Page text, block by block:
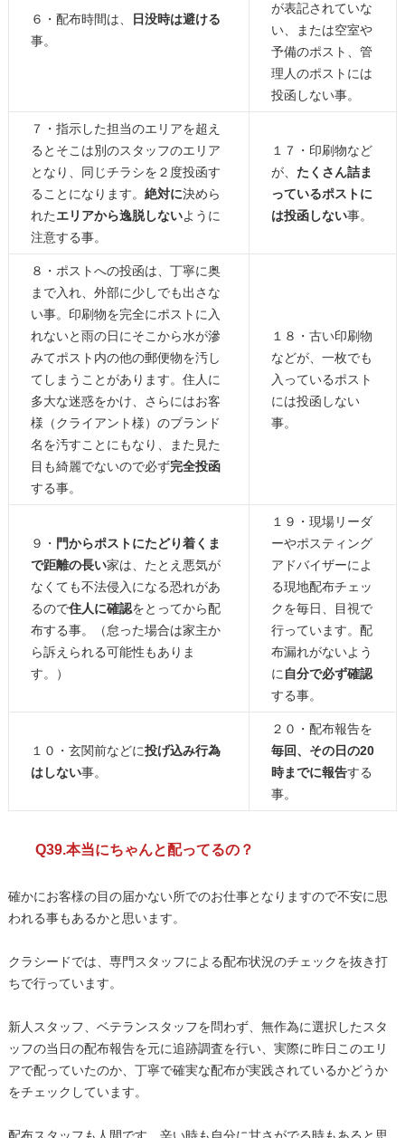
６・配布時間は、
日没時は避ける
事。
が表記されていな
い、または空室や
予備のポスト、管
理人のポストには
投函しない事。
７・指示した担当のエリアを超え
るとそこは別のスタッフのエリア
となり、同じチラシを２度投函す
ることになります。 絶対に決めら
れたエリアから逸脱しないように
注意する事。
１７・印刷物など
が、 たくさん詰ま
っているポストに
は投函しない事。
８・ポストへの投函は、丁寧に奥
まで入れ、外部に少しでも出さな
い事。印刷物を完全にポストに入
れないと雨の日にそこから水が滲
みてポスト内の他の郵便物を汚し
てしまうことがあります。住人に
多大な迷惑をかけ、さらにはお客
様（クライアント様）のブランド
名を汚すことにもなり、また見た
目も綺麗でないので必ず完全投函
する事。
１８・古い印刷物
などが、一枚でも
入っているポスト
には投函しない
事。
９・ 門からポストにたどり着くま
で距離の長い家は、たとえ悪気が
なくても不法侵入になる恐れがあ
るので住人に確認をとってから配
布する事。（怠った場合は家主か
ら訴えられる可能性もありま
す。）
１９・現場リーダ
ーやポスティング
アドバイザーによ
る現地配布チェッ
クを毎日、目視で
行っています。配
布漏れがないよう
に 自分で必ず確認
する事。
１０・玄関前などに投げ込み行為
はしない事。
２０・配布報告を
毎回、その日の20
時までに報告する
事。
Q39.本当にちゃんと配ってるの？
確かにお客様の目の届かない所でのお仕事となりますので不安に思
われる事もあるかと思います。
クラシードでは、専門スタッフによる配布状況のチェックを抜き打
ちで行っています。
新人スタッフ、ベテランスタッフを問わず、無作為に選択したスタ
ッフの当日の配布報告を元に追跡調査を行い、実際に昨日このエリ
アで配っていたのか、丁寧で確実な配布が実践されているかどうか
をチェックしています。